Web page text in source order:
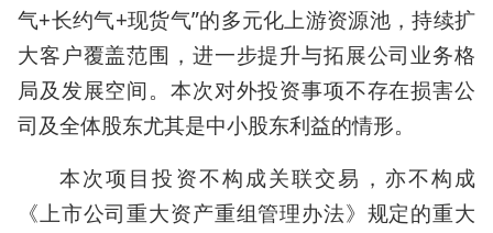
气+长约气+现货气”的多元化上游资源池，持续扩
大客户覆盖范围，进一步提升与拓展公司业务格
局及发展空间。本次对外投资事项不存在损害公
司及全体股东尤其是中小股东利益的情形。
本次项目投资不构成关联交易，亦不构成
《上市公司重大资产重组管理办法》规定的重大